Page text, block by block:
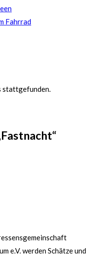
Fahrrad
stattgefunden.
e.V. werden Schätze und